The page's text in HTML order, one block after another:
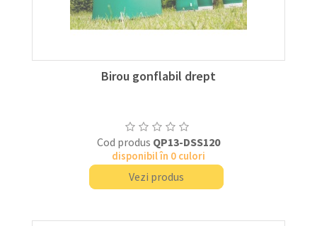
Birou gonflabil drept
Cod produs QP13-DSS120
disponibil în 0 culori
Vezi produs